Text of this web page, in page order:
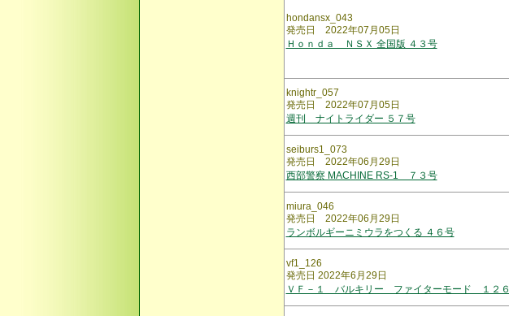
hondansx_043
発売日 2022年07月05日
Ｈｏｎｄａ ＮＳＸ 全国版 ４３号
knightr_057
発売日 2022年07月05日
週刊 ナイトライダー ５７号
seiburs1_073
発売日 2022年06月29日
西部警察 MACHINE RS-1 ７３号
miura_046
発売日 2022年06月29日
ランボルギーニミウラをつくる ４６号
vf1_126
発売日 2022年6月29日
ＶＦ－１ バルキリー ファイターモード １２６